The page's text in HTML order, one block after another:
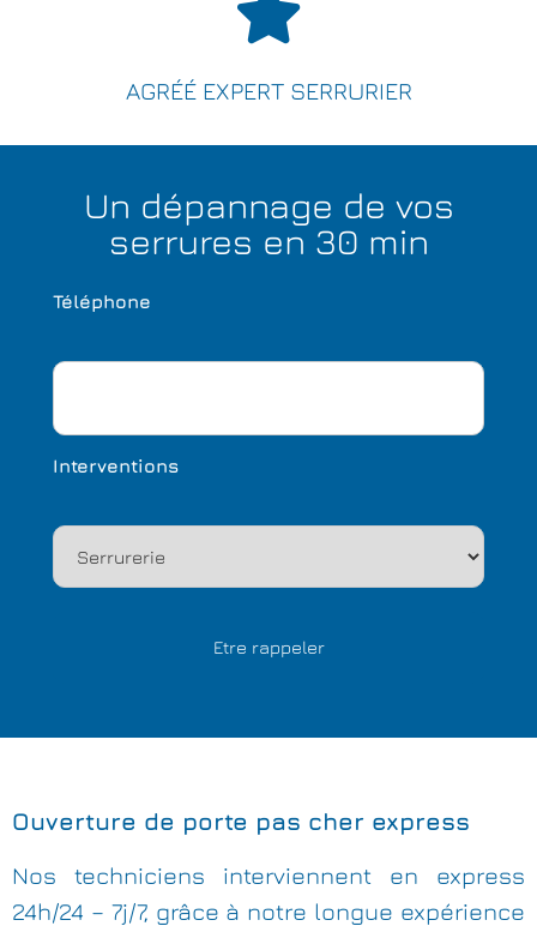
AGRÉÉ EXPERT SERRURIER
Un dépannage de vos
serrures en 30 min
Téléphone
Interventions
Ouverture de porte pas cher express
Nos techniciens interviennent en express
24h/24 – 7j/7, grâce à notre longue expérience